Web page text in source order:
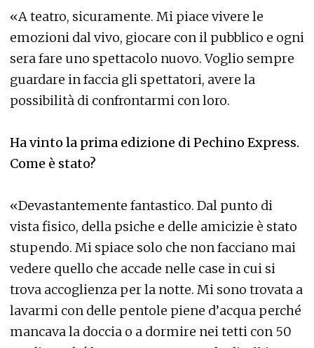
«A teatro, sicuramente. Mi piace vivere le
emozioni dal vivo, giocare con il pubblico e ogni
sera fare uno spettacolo nuovo. Voglio sempre
guardare in faccia gli spettatori, avere la
possibilità di confrontarmi con loro.
Ha vinto la prima edizione di Pechino Express.
Come è stato?
«Devastantemente fantastico. Dal punto di
vista fisico, della psiche e delle amicizie è stato
stupendo. Mi spiace solo che non facciano mai
vedere quello che accade nelle case in cui si
trova accoglienza per la notte. Mi sono trovata a
lavarmi con delle pentole piene d’acqua perché
mancava la doccia o a dormire nei tetti con 50